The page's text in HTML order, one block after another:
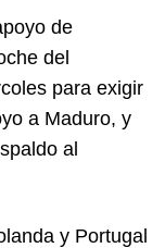
de
del
para exigir
a Maduro, y
al
y Portugal